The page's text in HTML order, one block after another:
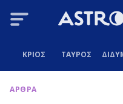
ΚΡΙΟΣ ΤΑΥΡΟΣ
ΑΡΘΡΑ